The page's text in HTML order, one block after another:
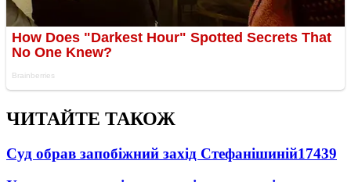
ЧИТАЙТЕ ТАКОЖ
Суд обрав запобіжний захід Стефанішиній17439